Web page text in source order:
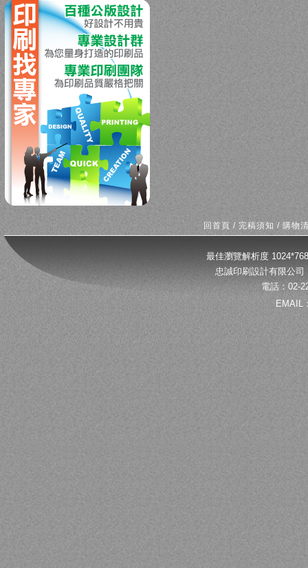
回首頁 /完稿須知 /購物
最佳瀏覽解析度
忠誠印刷設計有限公
電話：02-
EMAIL